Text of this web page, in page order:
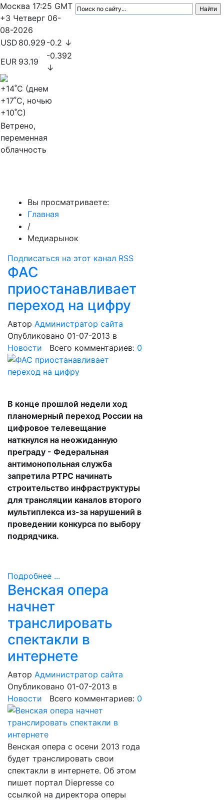
Москва 17:25 GMT
+3 Четверг 06-
08-2026
USD 80.929 -0.2 ↓
EUR 93.19
-0.392
↓
+14˚C (днем
+17˚C, ночью
+10˚C)
Ветрено,
переменная
облачность
Вы просматриваете:
Главная
/
Медиарынок
Подписаться на этот канал RSS
ФАС
приостанавливает
переход на цифру
Автор Администратор сайта
Опубликовано 01-07-2013 в
Новости Всего комментариев: 0
В конце прошлой недели ход
планомерный переход России на
цифровое телевещание
наткнулся на неожиданную
преграду - Федеральная
антимонопольная служба
запретила РТРС начинать
строительство инфраструктуры
для трансляции каналов второго
мультиплекса из-за нарушений в
проведении конкурса по выбору
подрядчика.
Подробнее ...
Венская опера
начнет
транслировать
спектакли в
интернете
Автор Администратор сайта
Опубликовано 01-07-2013 в
Новости Всего комментариев: 0
Венская опера с осени 2013 года
будет транслировать свои
спектакли в интернете. Об этом
пишет портал Diepresse со
ссылкой на директора оперы